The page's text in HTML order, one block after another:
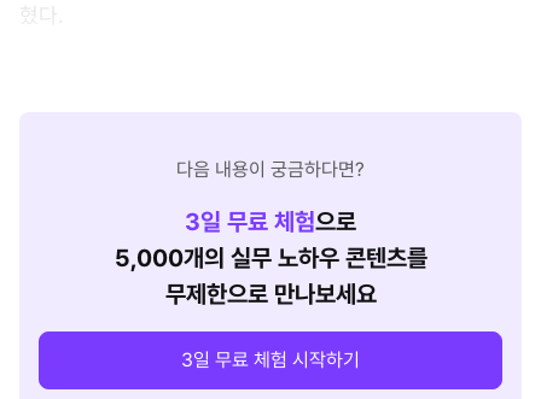
혔다.
다음 내용이 궁금하다면?
3일 무료 체험으로
5,000개의 실무 노하우 콘텐츠를
무제한으로 만나보세요
3일 무료 체험 시작하기